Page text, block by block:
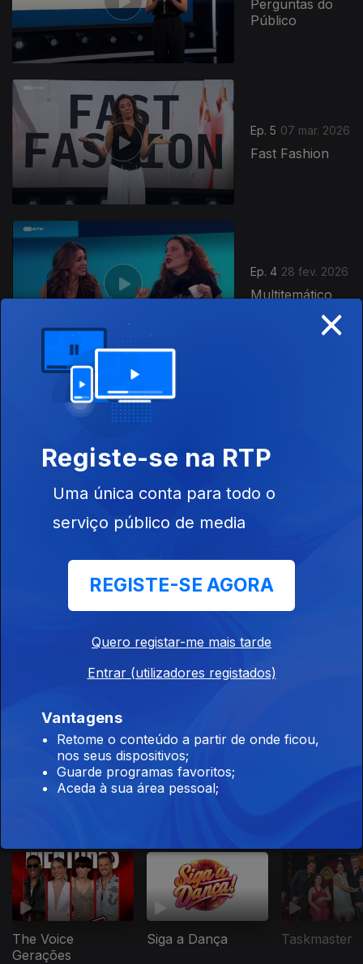
Perguntas do
Público
Ep. 5 07 mar. 2026
Fast Fashion
Ep. 4 28 fev. 2026
Multitemático
Casinos e
Apostas Online
Ep. 1
Expressão
The Voice
Gerações
Siga a Dança Taskmaster
×
Registe-se na RTP
Uma única conta para todo o
serviço público de media
REGISTE-SE AGORA
Quero registar-me mais tarde
Entrar (utilizadores registados)
Vantagens
Retome o conteúdo a partir de onde ficou,
nos seus dispositivos;
Guarde programas favoritos;
Aceda à sua área pessoal;